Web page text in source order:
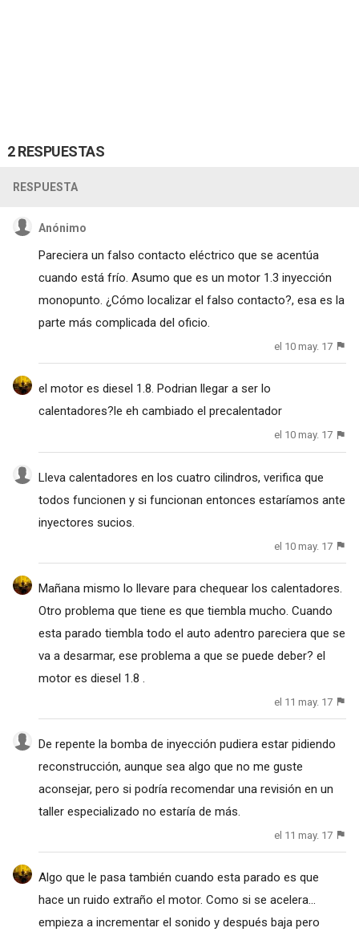
2 RESPUESTAS
RESPUESTA
Anónimo
Pareciera un falso contacto eléctrico que se acentúa
cuando está frío. Asumo que es un motor 1.3 inyección
monopunto. ¿Cómo localizar el falso contacto?, esa es la
parte más complicada del oficio.
el 10 may. 17
el motor es diesel 1.8. Podrian llegar a ser lo
calentadores?le eh cambiado el precalentador
el 10 may. 17
Lleva calentadores en los cuatro cilindros, verifica que
todos funcionen y si funcionan entonces estaríamos ante
inyectores sucios.
el 10 may. 17
Mañana mismo lo llevare para chequear los calentadores.
Otro problema que tiene es que tiembla mucho. Cuando
esta parado tiembla todo el auto adentro pareciera que se
va a desarmar, ese problema a que se puede deber? el
motor es diesel 1.8 .
el 11 may. 17
De repente la bomba de inyección pudiera estar pidiendo
reconstrucción, aunque sea algo que no me guste
aconsejar, pero si podría recomendar una revisión en un
taller especializado no estaría de más.
el 11 may. 17
Algo que le pasa también cuando esta parado es que
hace un ruido extraño el motor. Como si se acelera...
empieza a incrementar el sonido y después baja pero